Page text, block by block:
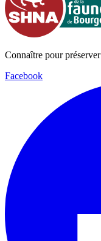
Connaître pour préserver
Facebook